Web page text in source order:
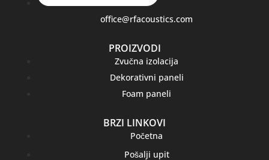
office@rfacoustics.com
PROIZVODI
Zvučna izolacija
Dekorativni paneli
Foam paneli
BRZI LINKOVI
Početna
Pošalji upit